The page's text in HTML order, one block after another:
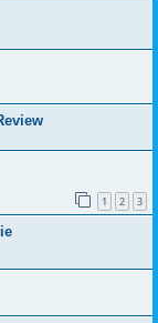
1 2 3